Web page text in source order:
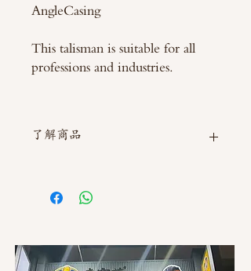
AngleCasing
This talisman is suitable for all
professions and industries.
了解商品